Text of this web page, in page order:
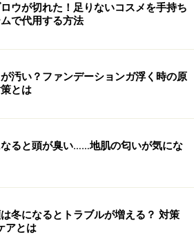
ール】で顔型も骨格も補正
フレンチボブ」が可愛い！おすす
ーマヘアスタイル5選
る！骨格補正ショートのおすすめ
ウが切れた！足りないコスメを手持ち
で代用する方法
汚い？ファンデーションガ浮く時の原
とは
ると頭が臭い……地肌の匂いが気にな
冬になるとトラブルが増える？ 対策
アとは